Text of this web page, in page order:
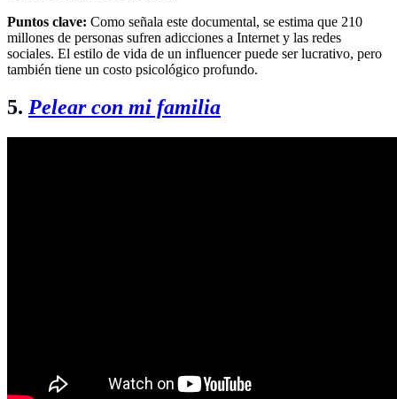
Puntos clave: Como señala este documental, se estima que 210
millones de personas sufren adicciones a Internet y las redes
sociales. El estilo de vida de un influencer puede ser lucrativo, pero
también tiene un costo psicológico profundo.
5. Pelear con mi familia